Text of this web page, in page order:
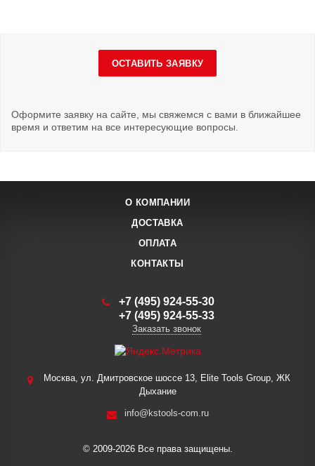
ОСТАВИТЬ ЗАЯВКУ
Оформите заявку на сайте, мы свяжемся с вами в ближайшее
время и ответим на все интересующие вопросы.
О КОМПАНИИ
ДОСТАВКА
ОПЛАТА
КОНТАКТЫ
+7 (495) 924-55-30
+7 (495) 924-55-33
Заказать звонок
Москва, ул. Дмитровское шоссе 13, Elite Tools Group, ЖК
Дыхание
info@kstools-com.ru
© 2009-2026 Все права защищены.